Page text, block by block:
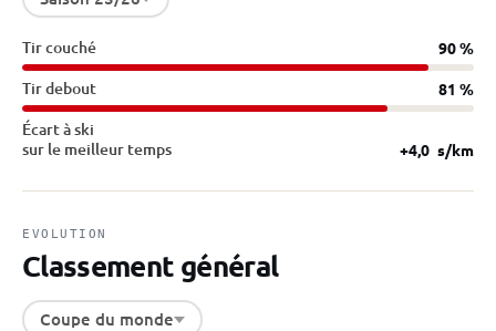
Tir couché 90 %
Tir debout 81 %
Écart à ski
sur le meilleur temps
+4,0 s/km
EVOLUTION
Classement général
Coupe du monde